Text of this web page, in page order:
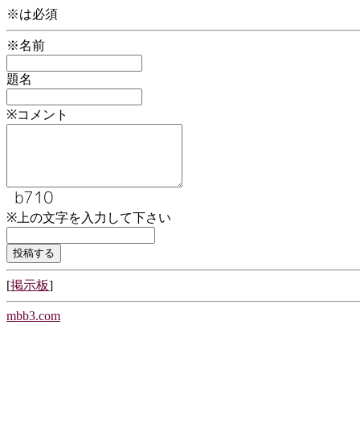
※は必須
※名前
題名
※コメント
※上の文字を入力して下さい
[掲示板]
mbb3.com